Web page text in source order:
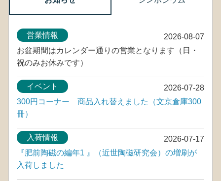
2026-08-07
営業情報
お盆期間はカレンダー通りの営業となります（日・
祝のみお休みです）
2026-07-28
イベント
300円コーナー 商品入れ替えました（文京倉庫300
冊）
2026-07-17
入荷情報
『肥前陶磁の編年1 』（近世陶磁研究会）の増刷が
入荷しました